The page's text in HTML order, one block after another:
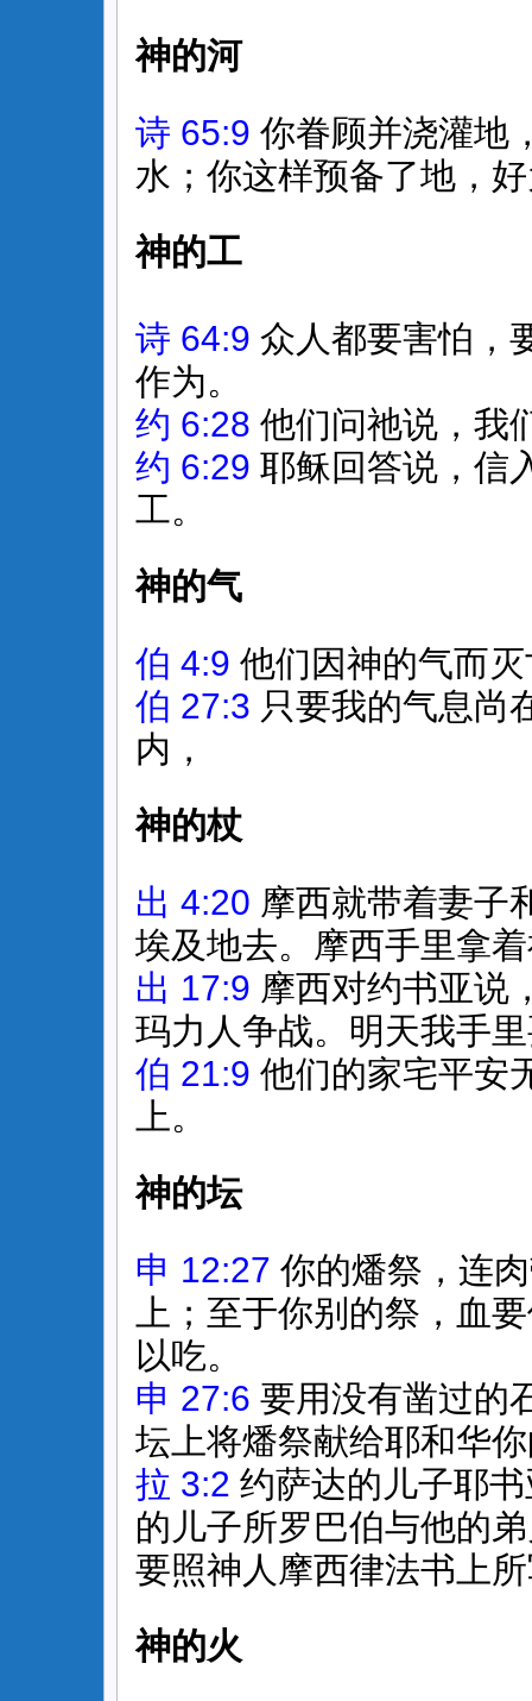
神的河
诗 65:9 你眷顾并浇灌地
水；你这样预备了地，
神的工
诗 64:9 众人都要害怕，
作为。
约 6:28 他们问祂说，我
约 6:29 耶稣回答说，信
工。
神的气
伯 4:9 他们因神的气而
伯 27:3 只要我的气息尚
内，
神的杖
出 4:20 摩西就带着妻子
埃及地去。摩西手里拿
出 17:9 摩西对约书亚说
玛力人争战。明天我手
伯 21:9 他们的家宅平安
上。
神的坛
申 12:27 你的燔祭，连
上；至于你别的祭，血
以吃。
申 27:6 要用没有凿过的
坛上将燔祭献给耶和华
拉 3:2 约萨达的儿子耶
的儿子所罗巴伯与他的
要照神人摩西律法书上
神的火